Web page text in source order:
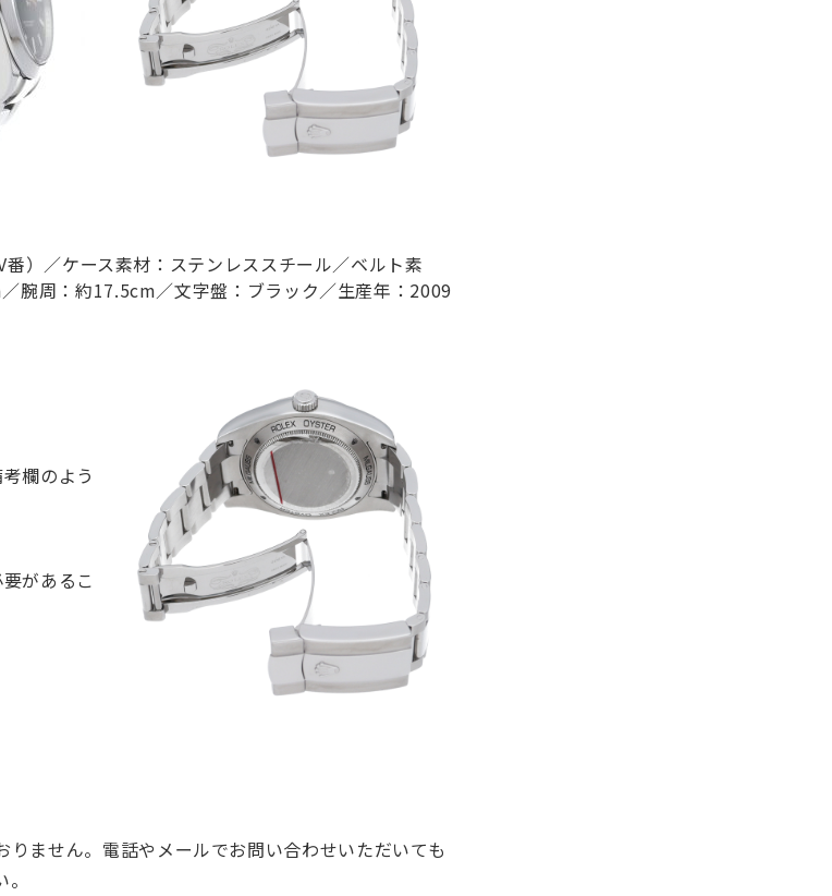
）／ケース素材：ステンレススチール／ベルト素
腕周：約17.5cm／文字盤：ブラック／生産年：2009
欄のよう
があるこ
ません。電話やメールでお問い合わせいただいても